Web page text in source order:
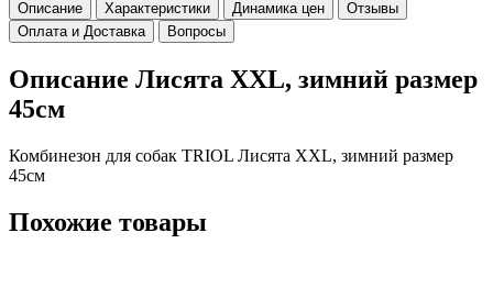
Описание Характеристики Динамика цен
Отзывы
Оплата и Доставка
Вопросы
Описание Лисята XXL, зимний размер
45см
Комбинезон для собак TRIOL Лисята XXL, зимний размер
45см
Похожие товары